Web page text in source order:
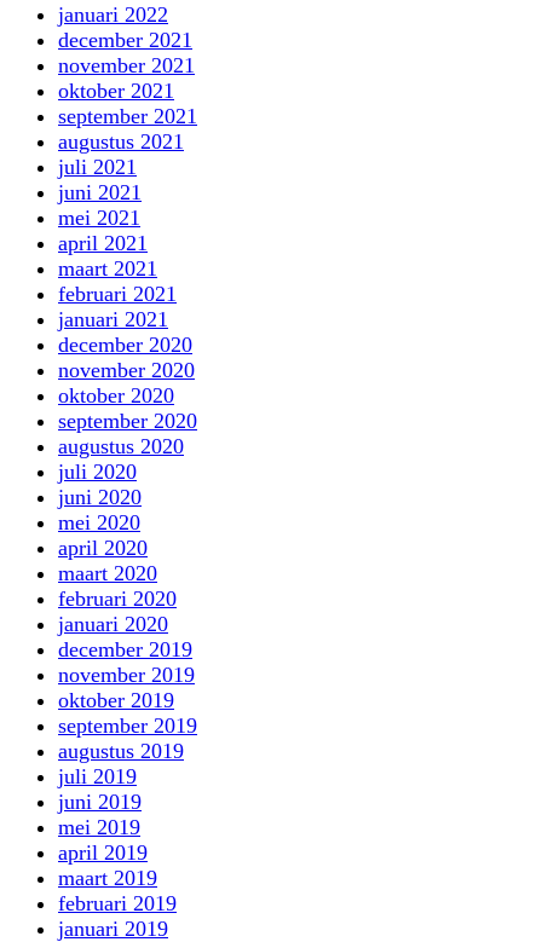
januari 2022
december 2021
november 2021
oktober 2021
september 2021
augustus 2021
juli 2021
juni 2021
mei 2021
april 2021
maart 2021
februari 2021
januari 2021
december 2020
november 2020
oktober 2020
september 2020
augustus 2020
juli 2020
juni 2020
mei 2020
april 2020
maart 2020
februari 2020
januari 2020
december 2019
november 2019
oktober 2019
september 2019
augustus 2019
juli 2019
juni 2019
mei 2019
april 2019
maart 2019
februari 2019
januari 2019